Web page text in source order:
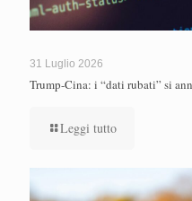
31 Luglio 2026
Trump-Cina: i “dati rubati” si
Leggi tutto